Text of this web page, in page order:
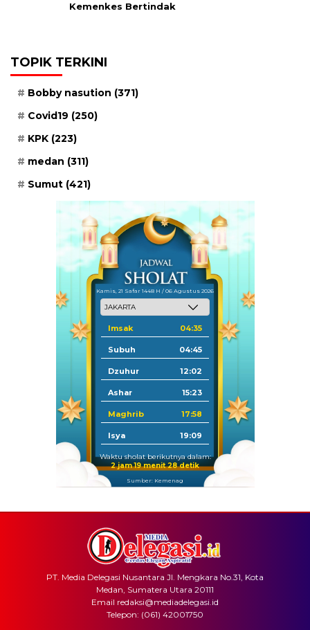
Kemenkes Bertindak
TOPIK TERKINI
Bobby nasution (371)
Covid19 (250)
KPK (223)
medan (311)
Sumut (421)
Kamis, 21 Safar 1448 H / 06 Agustus 2026
Imsak 04:35
Subuh 04:45
Dzuhur 12:02
Ashar 15:23
Maghrib 17:58
Isya 19:09
Waktu sholat berikutnya dalam:
2 jam 19 menit 28 detik
Sumber: Kemenag
PT. Media Delegasi Nusantara Jl. Mengkara No.31, Kota
Medan, Sumatera Utara 20111
Email redaksi@mediadelegasi.id
Telepon: (061) 42001750